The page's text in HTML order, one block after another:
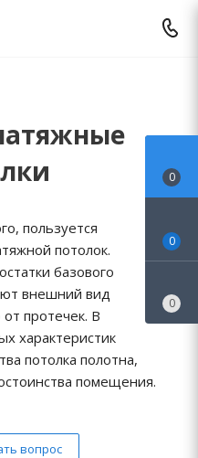
пользуется
потолок.
базового
внешний вид
протечек. В
характеристик
потолка полотна,
помещения.
вопрос
0
0
0